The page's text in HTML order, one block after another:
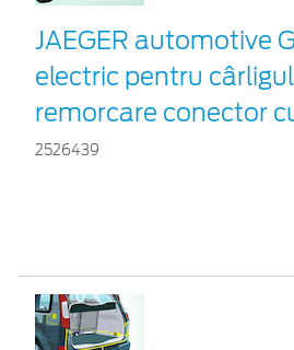
JAEGER automotive
electric pentru
remorcare conector
2526439